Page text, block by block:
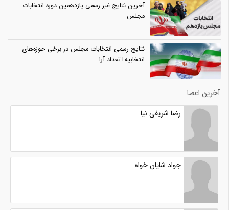
آخرین نتایج غیر رسمی یازدهمین دوره انتخابات
مجلس
نتایج رسمی انتخابات مجلس در برخی حوزه‌های
انتخابیه+تعداد آرا
آخرین اعضا
رضا شریفی نیا
جواد شایان خواه